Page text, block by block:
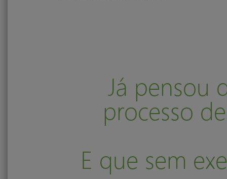
Já pensou
processo
E que sem